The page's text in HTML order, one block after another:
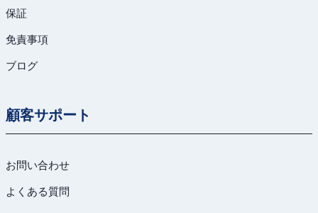
保証
免責事項
ブログ
顧客サポート
お問い合わせ
よくある質問